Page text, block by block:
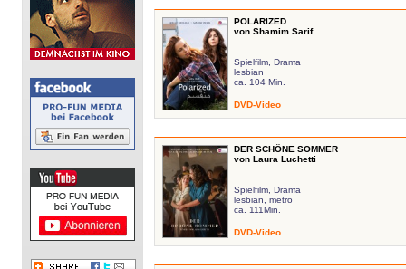
POLARIZED
von Shamim Sarif
Spielfilm, Drama
lesbian
ca. 104 Min.
DVD-Video
DER SCHÖNE SOMMER
von Laura Luchetti
Spielfilm, Drama
lesbian, metro
ca. 111Min.
DVD-Video